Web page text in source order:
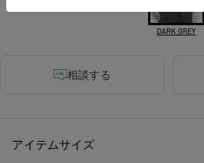
DARK GREY
相談する
アイテムサイズ